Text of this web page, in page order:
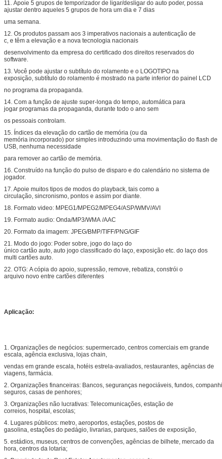
11. Apoie 5 grupos de temporizador de ligar/desligar do auto poder, possa
ajustar dentro aqueles 5 grupos de hora um dia e 7 dias
uma semana.
12. Os produtos passam aos 3 imperativos nacionais a autenticação de
c, e têm a elevação e a nova tecnologia nacionais
desenvolvimento da empresa do certificado dos direitos reservados do
software.
13. Você pode ajustar o subtítulo do rolamento e o LOGOTIPO na
exposição, subtítulo do rolamento é mostrado na parte inferior do painel LCD
no programa da propaganda.
14. Com a função de ajuste super-longa do tempo, automática para
jogar programas da propaganda, durante todo o ano sem
os pessoais controlam.
15. Índices da elevação do cartão de memória (ou da
memória incorporado) por simples introduzindo uma movimentação do flash de
USB, nenhuma necessidade
para remover ao cartão de memória.
16. Construído na função do pulso de disparo e do calendário no sistema de
jogador.
17. Apoie muitos tipos de modos do playback, tais como a
circulação, sincronismo, pontos e assim por diante.
18. Formato video: MPEG1/MPEG2/MPEG4/ASP/WMV/AVI
19. Formato audio: Onda/MP3/WMA /AAC
20. Formato da imagem: JPEG/BMP/TIFF/PNG/GIF
21. Modo do jogo: Poder sobre, jogo do laço do
único cartão auto, auto jogo classificado do laço, exposição etc. do laço dos
multi cartões auto.
22. OTG: A cópia do apoio, supressão, remove, rebatiza, constrói o
arquivo novo entre cartões diferentes
Aplicação:
1. Organizações de negócios: supermercado, centros comerciais em grande
escala, agência exclusiva, lojas chain,
vendas em grande escala, hotéis estrela-avaliados, restaurantes, agências de
viagens, farmácia.
2. Organizações financeiras: Bancos, seguranças negociáveis, fundos,
seguros, casas de penhores;
3. Organizações não lucrativas: Telecomunicações, estação de
correios, hospital, escolas;
4. Lugares públicos: metro, aeroportos, estações, postos de
gasolina, estações do pedágio, livrarias, parques, salões de exposição,
5. estádios, museus, centros de convenções, agências de bilhete, mercado da
hora, centros da lotaria;